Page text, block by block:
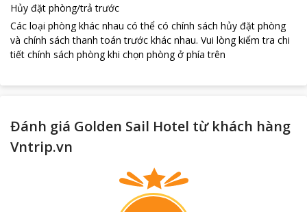
Hủy đặt phòng/trả trước
Các loại phòng khác nhau có thể có chính sách hủy đặt phòng
và chính sách thanh toán trước khác nhau. Vui lòng kiểm tra chi
tiết chính sách phòng khi chọn phòng ở phía trên
Đánh giá Golden Sail Hotel từ khách hàng
Vntrip.vn